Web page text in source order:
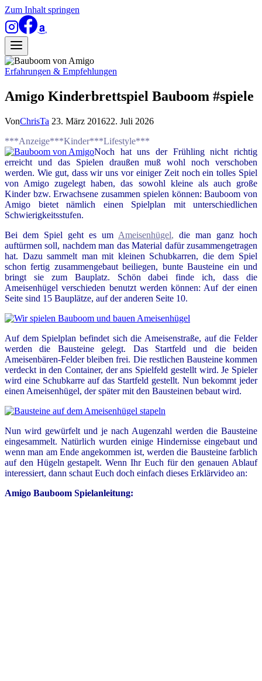
Zum Inhalt springen
Erfahrungen & Empfehlungen
Amigo Kinderbrettspiel Bauboom #spiele
VonChrisTa 23. März 201622. Juli 2026
***Anzeige***Kinder***Lifestyle***
Noch hat uns der Frühling nicht richtig
erreicht und das Spielen draußen muß wohl noch verschoben
werden. Wie gut, dass wir uns vor einiger Zeit noch ein tolles Spiel
von Amigo zugelegt haben, das sowohl kleine als auch große
Kinder bzw. Erwachsene zusammen spielen können: Bauboom von
Amigo bietet nämlich einen Spielplan mit unterschiedlichen
Schwierigkeitsstufen.
Bei dem Spiel geht es um Ameisenhügel, die man ganz hoch
auftürmen soll, nachdem man das Material dafür zusammengetragen
hat. Dazu sammelt man mit kleinen Schubkarren, die dem Spiel
schon fertig zusammengebaut beiliegen, bunte Bausteine ein und
bringt sie zum Bauplatz. Schön dabei finde ich, dass die
Ameisenhügel verschieden benutzt werden können: Auf der einen
Seite sind 15 Bauplätze, auf der anderen Seite 10.
Auf dem Spielplan befindet sich die Ameisenstraße, auf die Felder
werden die Bausteine gelegt. Das Startfeld und die beiden
Ameisenbären-Felder bleiben frei. Die restlichen Bausteine kommen
verdeckt in den Container, der ans Spielfeld gestellt wird. Je Spieler
wird eine Schubkarre auf das Startfeld gestellt. Nun bekommt jeder
einen Ameisenhügel, der später mit den Bausteinen bebaut wird.
Nun wird gewürfelt und je nach Augenzahl werden die Bausteine
eingesammelt. Natürlich wurden einige Hindernisse eingebaut und
wenn man am Ende angekommen ist, werden die Bausteine farblich
auf den Hügeln gestapelt. Wenn Ihr Euch für den genauen Ablauf
interessiert, dann schaut Euch doch einfach dieses Erklärvideo an:
Amigo Bauboom Spielanleitung: